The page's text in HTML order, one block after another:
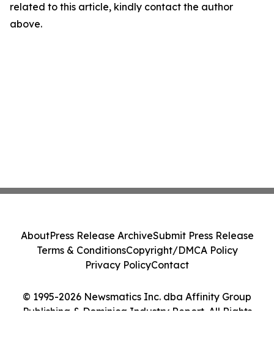
related to this article, kindly contact the author
above.
© 1995-2026 Newsmatics Inc. dba Affinity Group
Publishing & Dominica Industry Report. All Rights
AboutPress Release ArchiveSubmit Press Release
Terms & ConditionsCopyright/DMCA Policy
Privacy PolicyContact